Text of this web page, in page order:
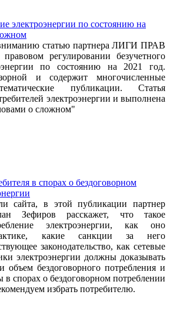
электроэнергии по состоянию на
статью партнера ЛИГИ ПРАВ
регулировании безучетного
по состоянию на 2021 год.
и содержит многочисленные
публикации. Статья
электроэнергии и выполнена
о сложном"
в спорах о бездоговорном
сайта, в этой публикации партнер
Зефиров расскажет, что такое
электроэнергии, как оно
какие санкции за него
законодательство, как сетевые
электроэнергии должны доказывать
объем бездоговорного потребления и
спорах о бездоговорном потреблении
избрать потребителю.